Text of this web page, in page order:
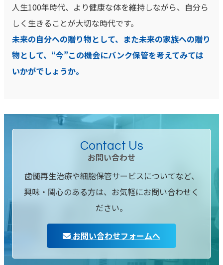
人生100年時代、より健康な体を維持しながら、自分ら
しく生きることが大切な時代です。
未来の自分への贈り物として、また未来の家族への贈り
物として、“今”この機会にバンク保管を考えてみては
いかがでしょうか。
Contact Us
お問い合わせ
歯髄再生治療や細胞保管サービスについてなど、
興味・関心のある方は、お気軽にお問い合わせく
ださい。
お問い合わせフォームへ